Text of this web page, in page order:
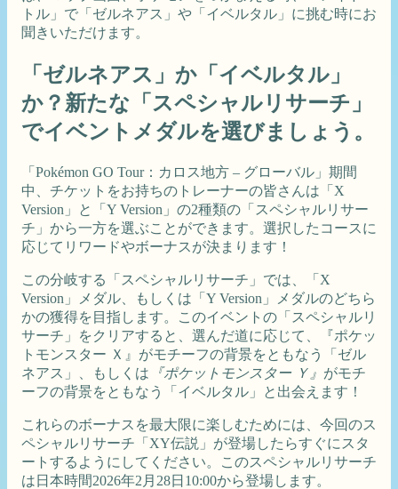
トル」で「ゼルネアス」や「イベルタル」に挑む時にお
聞きいただけます。
「ゼルネアス」か「イベルタル」
か？新たな「スペシャルリサーチ」
でイベントメダルを選びましょう。
「Pokémon GO Tour：カロス地方 – グローバル」期間
中、チケットをお持ちのトレーナーの皆さんは「X
Version」と「Y Version」の2種類の「スペシャルリサー
チ」から一方を選ぶことができます。選択したコースに
応じてリワードやボーナスが決まります！
この分岐する「スペシャルリサーチ」では、「X
Version」メダル、もしくは「Y Version」メダルのどちら
かの獲得を目指します。このイベントの「スペシャルリ
サーチ」をクリアすると、選んだ道に応じて、『ポケッ
トモンスター Ｘ』がモチーフの背景をともなう「ゼル
ネアス」、もしくは 『ポケットモンスター Ｙ』 がモチ
ーフの背景をともなう「イベルタル」と出会えます！
これらのボーナスを最大限に楽しむためには、今回のス
ペシャルリサーチ「XY伝説」が登場したらすぐにスタ
ートするようにしてください。このスペシャルリサーチ
は日本時間2026年2月28日10:00から登場します。